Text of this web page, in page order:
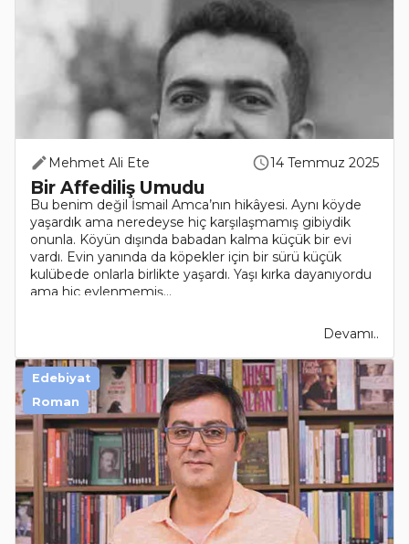
Mehmet Ali Ete 14 Temmuz 2025
Bir Affediliş Umudu
Bu benim değil İsmail Amca’nın hikâyesi. Aynı köyde
yaşardık ama neredeyse hiç karşılaşmamış gibiydik
onunla. Köyün dışında babadan kalma küçük bir evi
vardı. Evin yanında da köpekler için bir sürü küçük
kulübede onlarla birlikte yaşardı. Yaşı kırka dayanıyordu
ama hiç evlenmemiş...
Devamı..
Edebiyat
Roman